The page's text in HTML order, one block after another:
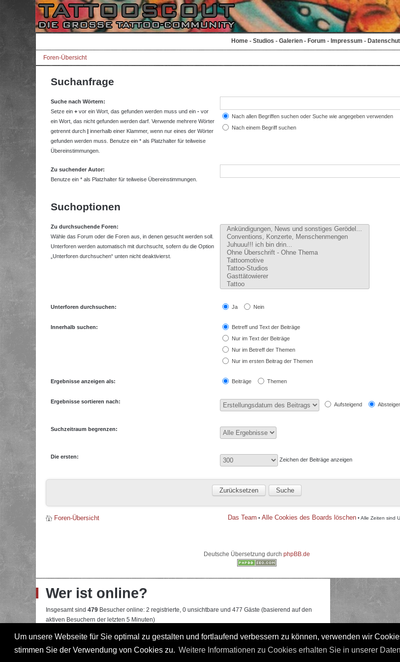
Um unsere Webseite für Sie optimal zu gestalten und fortlaufend verbessern zu können, verwenden wir
stimmen Sie der Verwendung von Cookies zu. Weitere Informationen zu Cookies erhalten Sie in unserer
Home - Studios - Galerien - Forum - Impressum -
Foren-Übersicht
Suchanfrage
Suche nach Wörtern:
Setze ein + vor ein Wort, das gefunden werden muss und ein - vor
ein Wort, das nicht gefunden werden darf. Verwende mehrere Wörter
getrennt durch | innerhalb einer Klammer, wenn nur eines der Wörter
gefunden werden muss. Benutze ein * als Platzhalter für teilweise
Übereinstimmungen.
Nach allen Begriffen suchen oder Suche wie angegeben verwenden
Nach einem Begriff suchen
Zu suchender Autor:
Benutze ein * als Platzhalter für teilweise Übereinstimmungen.
Suchoptionen
Zu durchsuchende Foren:
Wähle das Forum oder die Foren aus, in denen gesucht werden soll.
Unterforen werden automatisch mit durchsucht, sofern du die Option
„Unterforen durchsuchen“ unten nicht deaktivierst.
Unterforen durchsuchen: Ja Nein
Innerhalb suchen:
Betreff und Text der Beiträge
Nur im Text der Beiträge
Nur im Betreff der Themen
Nur im ersten Beitrag der Themen
Ergebnisse anzeigen als: Beiträge Themen
Ergebnisse sortieren nach:
Aufsteigend
Suchzeitraum begrenzen:
Die ersten:
Zeichen der Beiträge anzeigen
Foren-Übersicht Das Team • Alle Cookies des Boards löschen • Alle Zeiten sind
Deutsche Übersetzung durch phpBB.de
Wer ist online?
Insgesamt sind 479 Besucher online: 2 registrierte, 0 unsichtbare und 477 Gäste (basierend auf den
aktiven Besuchern der letzten 5 Minuten)
Mitglieder:Google [Bot],Google Adsense [Bot]